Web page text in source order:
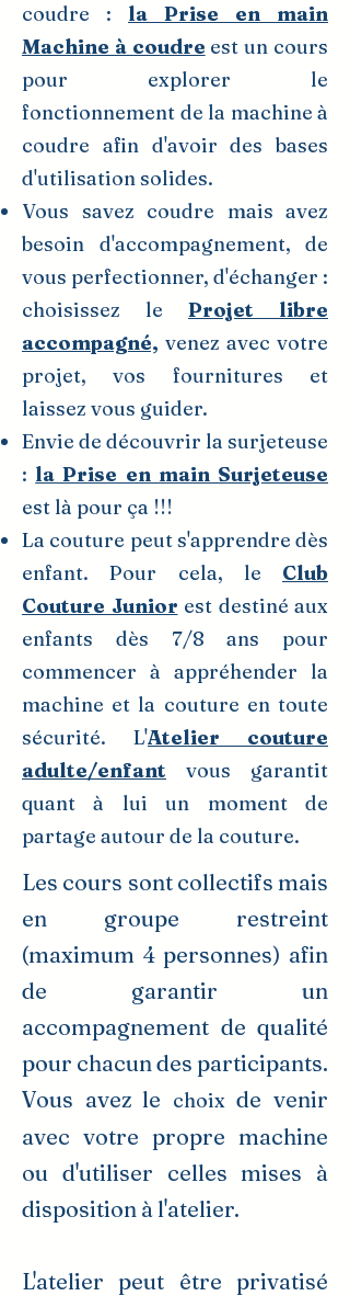
coudre : la Prise en main
Machine à coudre est un cours
pour explorer le
fonctionnement de la machine à
coudre afin d'avoir des bases
d'utilisation solides.
Vous savez coudre mais avez
besoin d'accompagnement, de
vous perfectionner, d'échanger :
choisissez le Projet libre
accompagné, venez avec votre
projet, vos fournitures et
laissez vous guider.
Envie de découvrir la surjeteuse
: la Prise en main Surjeteuse
est là pour ça !!!
La couture peut s'apprendre dès
enfant. Pour cela, le Club
Couture Junior est destiné aux
enfants dès 7/8 ans pour
commencer à appréhender la
machine et la couture en toute
sécurité. L'Atelier couture
adulte/enfant vous garantit
quant à lui un moment de
partage autour de la couture.
Les cours sont collectifs mais
en groupe restreint
(maximum 4 personnes) afin
de garantir un
accompagnement de qualité
pour chacun des participants.
Vous avez le choixde venir
avec votre propre machine
ou d'utiliser celles mises à
disposition à l'atelier.
L'atelier peut être privatisé